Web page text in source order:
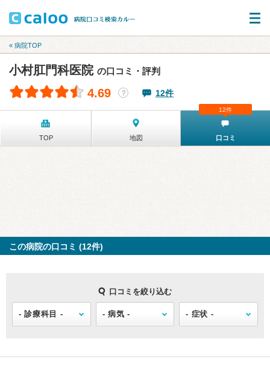
« 病院TOP
小村肛門科医院 の口コミ・評判
4.69 ？ 12件
TOP 地図 口コミ
12件
この病院の口コミ (12件)
口コミを絞り込む